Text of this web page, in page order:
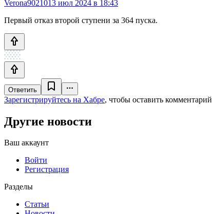
Verona9021013 июл 2024 в 18:43
Первый отказ второй ступени за 364 пуска.
Ответить
Зарегистрируйтесь на Хабре, чтобы оставить комментарий
Другие новости
Ваш аккаунт
Войти
Регистрация
Разделы
Статьи